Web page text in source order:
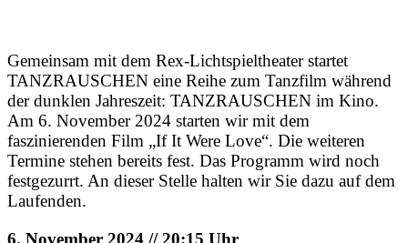
Gemeinsam mit dem Rex-Lichtspieltheater startet
TANZRAUSCHEN eine Reihe zum Tanzfilm während
der dunklen Jahreszeit: TANZRAUSCHEN im Kino.
Am 6. November 2024 starten wir mit dem
faszinierenden Film „If It Were Love“. Die weiteren
Termine stehen bereits fest. Das Programm wird noch
festgezurrt. An dieser Stelle halten wir Sie dazu auf dem
Laufenden.